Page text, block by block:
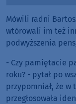
Mówili radni
wtórowali im też
podwyższenia
- Czy pamiętacie
roku? - pytał po
przypomniał, że w
przegłosowała